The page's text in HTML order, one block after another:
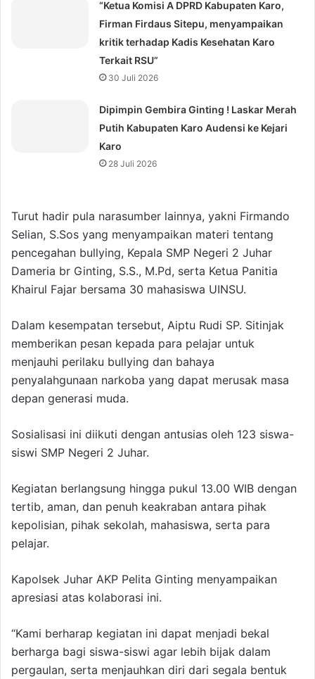
“Ketua Komisi A DPRD Kabupaten Karo,
Firman Firdaus Sitepu, menyampaikan
kritik terhadap Kadis Kesehatan Karo
Terkait RSU”
30 Juli 2026
Dipimpin Gembira Ginting ! Laskar Merah
Putih Kabupaten Karo Audensi ke Kejari
Karo
28 Juli 2026
Turut hadir pula narasumber lainnya, yakni Firmando
Selian, S.Sos yang menyampaikan materi tentang
pencegahan bullying, Kepala SMP Negeri 2 Juhar
Dameria br Ginting, S.S., M.Pd, serta Ketua Panitia
Khairul Fajar bersama 30 mahasiswa UINSU.
Dalam kesempatan tersebut, Aiptu Rudi SP. Sitinjak
memberikan pesan kepada para pelajar untuk
menjauhi perilaku bullying dan bahaya
penyalahgunaan narkoba yang dapat merusak masa
depan generasi muda.
Sosialisasi ini diikuti dengan antusias oleh 123 siswa-
siswi SMP Negeri 2 Juhar.
Kegiatan berlangsung hingga pukul 13.00 WIB dengan
tertib, aman, dan penuh keakraban antara pihak
kepolisian, pihak sekolah, mahasiswa, serta para
pelajar.
Kapolsek Juhar AKP Pelita Ginting menyampaikan
apresiasi atas kolaborasi ini.
“Kami berharap kegiatan ini dapat menjadi bekal
berharga bagi siswa-siswi agar lebih bijak dalam
pergaulan, serta menjauhkan diri dari segala bentuk